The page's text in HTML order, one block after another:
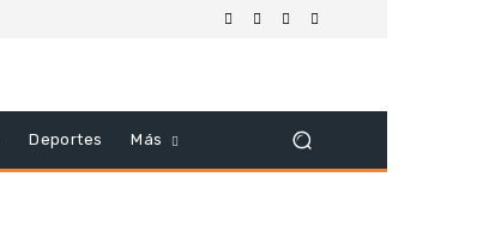
Deportes Más